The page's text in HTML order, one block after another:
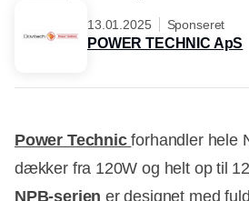
13.01.2025 Sponseret
POWER TECHNIC ApS
Power Technicforhandler hele
dækker fra 120W og helt op til
NPB-serien er designet med